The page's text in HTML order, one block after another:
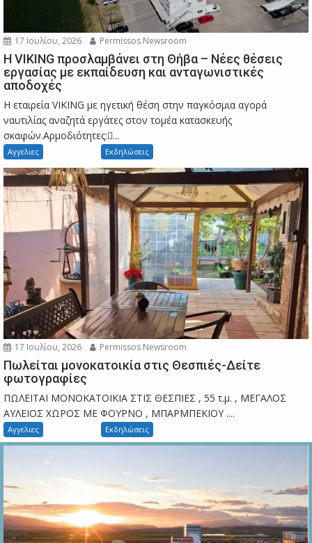
17 Ιουλίου, 2026 Permissos Newsroom
Η VIKING προσλαμβάνει στη Θήβα – Νέες θέσεις
εργασίας με εκπαίδευση και ανταγωνιστικές
αποδοχές
Η εταιρεία VIKING με ηγετική θέση στην παγκόσμια αγορά
ναυτιλίας αναζητά εργάτες στον τομέα κατασκευής
σκαφών.Αρμοδιότητες:...
Αγγελιες Εκδηλώσεις
17 Ιουλίου, 2026 Permissos Newsroom
Πωλείται μονοκατοικία στις Θεσπιές-Δείτε
φωτογραφίες
ΠΩΛΕΙΤΑΙ ΜΟΝΟΚΑΤΟΙΚΙΑ ΣΤΙΣ ΘΕΣΠΙΕΣ , 55 τ.μ. , ΜΕΓΑΛΟΣ
ΑΥΛΕΙΟΣ ΧΩΡΟΣ ΜΕ ΦΟΥΡΝΟ , ΜΠΑΡΜΠΕΚΙΟΥ ....
Αγγελιες Εκδηλώσεις